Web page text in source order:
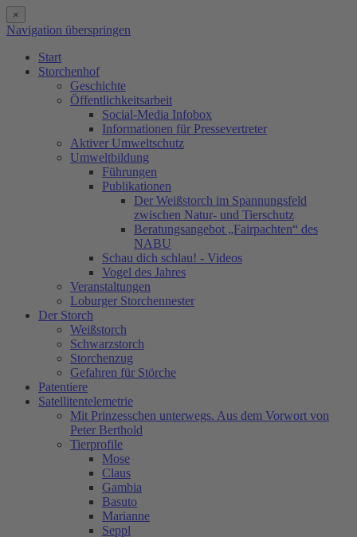
×
Navigation überspringen
Start
Storchenhof
Geschichte
Öffentlichkeitsarbeit
Social-Media Infobox
Informationen für Pressevertreter
Aktiver Umweltschutz
Umweltbildung
Führungen
Publikationen
Der Weißstorch im Spannungsfeld
zwischen Natur- und Tierschutz
Beratungsangebot „Fairpachten“ des
NABU
Schau dich schlau! - Videos
Vogel des Jahres
Veranstaltungen
Loburger Storchennester
Der Storch
Weißstorch
Schwarzstorch
Storchenzug
Gefahren für Störche
Patentiere
Satellitentelemetrie
Mit Prinzesschen unterwegs. Aus dem Vorwort von
Peter Berthold
Tierprofile
Mose
Claus
Gambia
Basuto
Marianne
Seppl